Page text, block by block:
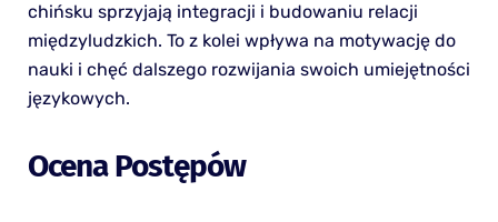
chińsku sprzyjają integracji i budowaniu relacji
międzyludzkich. To z kolei wpływa na motywację do
nauki i chęć dalszego rozwijania swoich umiejętności
językowych.
Ocena Postępów